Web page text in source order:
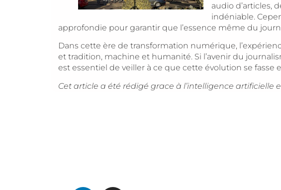
audio d’articles,
indéniable.
approfondie pour garantir que l’essence même du
Dans cette ère de transformation numérique,
et tradition, machine et humanité. Si l’avenir du
est essentiel de veiller à ce que cette évolution se
Cet article a été rédigé grace à l’intelligence